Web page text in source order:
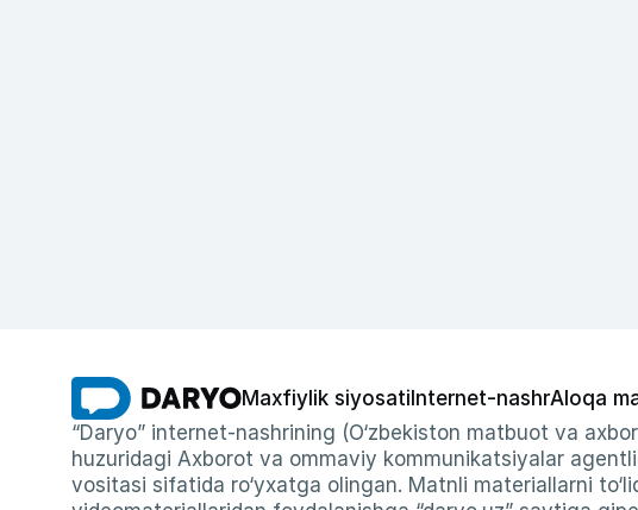
Maxfiylik siyosati Internet-nashrAloqa
“Daryo” internet-nashrining (O‘zbekiston matbuot va
huzuridagi Axborot va ommaviy kommunikatsiyalar
vositasi sifatida ro‘yxatga olingan. Matnli materiallarni